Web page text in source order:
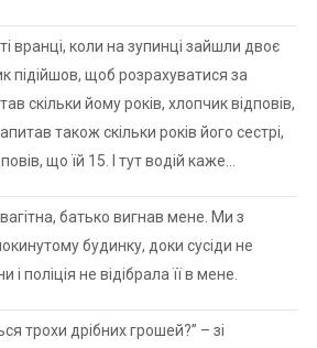
вранці, коли на зупинці зайшли двоє
підійшов, щоб розрахуватися за
скільки йому років, хлопчик відповів,
також скільки років його сестрі,
що їй 15. І тут водій каже…
батько вигнав мене. Ми з
будинку, доки сусіди не
поліція не відібрала її в мене.
трохи дрібних грошей?” – зі